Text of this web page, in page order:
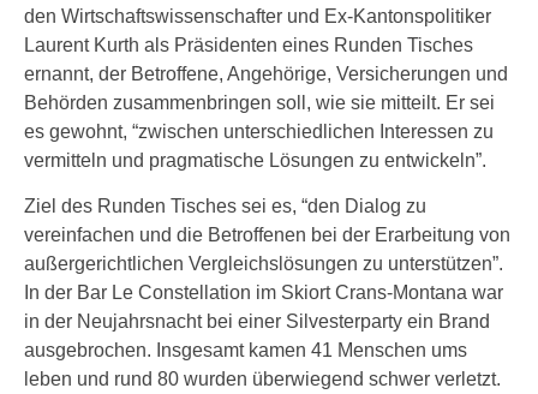
den Wirtschaftswissenschafter und Ex-Kantonspolitiker
Laurent Kurth als Präsidenten eines Runden Tisches
ernannt, der Betroffene, Angehörige, Versicherungen und
Behörden zusammenbringen soll, wie sie mitteilt. Er sei
es gewohnt, “zwischen unterschiedlichen Interessen zu
vermitteln und pragmatische Lösungen zu entwickeln”.
Ziel des Runden Tisches sei es, “den Dialog zu
vereinfachen und die Betroffenen bei der Erarbeitung von
außergerichtlichen Vergleichslösungen zu unterstützen”.
In der Bar Le Constellation im Skiort Crans-Montana war
in der Neujahrsnacht bei einer Silvesterparty ein Brand
ausgebrochen. Insgesamt kamen 41 Menschen ums
leben und rund 80 wurden überwiegend schwer verletzt.